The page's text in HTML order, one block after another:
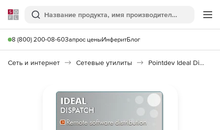
Softline
Поиск
8 (800) 200-08-60Запрос ценыИнферитБлог
Сеть и интернет Сетевые утилиты Pointdev Ideal Dispatch